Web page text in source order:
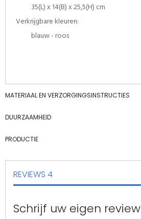
35(L) x 14(B) x 25,5(H) cm
Verkrijgbare kleuren:
blauw - roos
MATERIAAL EN VERZORGINGSINSTRUCTIES
DUURZAAMHEID
PRODUCTIE
REVIEWS 4
Schrijf uw eigen review